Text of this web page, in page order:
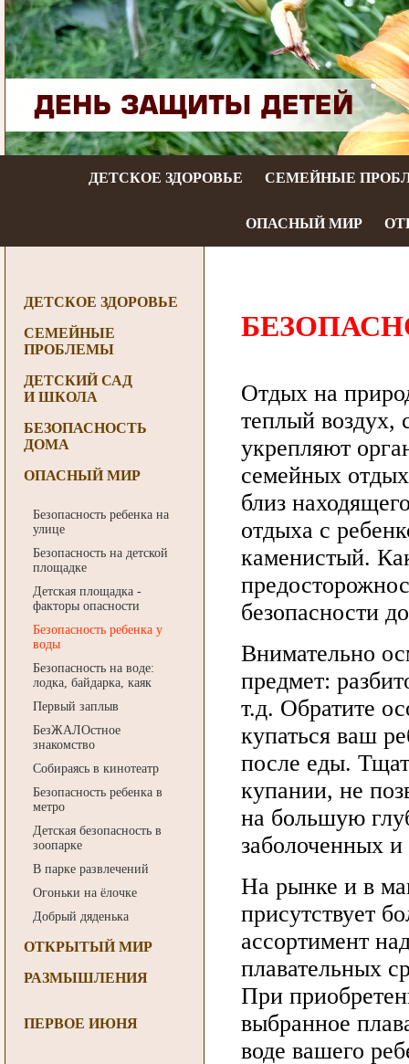
ДЕТСКОЕ ЗДОРОВЬЕ СЕМЕЙНЫЕ
ОПАСНЫЙ МИР
ДЕТСКОЕ ЗДОРОВЬЕ
СЕМЕЙНЫЕ
ПРОБЛЕМЫ
ДЕТСКИЙ САД
И ШКОЛА
БЕЗОПАСНОСТЬ
ДОМА
ОПАСНЫЙ МИР
Безопасность ребенка на
улице
Безопасность на детской
площадке
Детская площадка -
факторы опасности
Безопасность ребенка у
воды
Безопасность на воде:
лодка, байдарка, каяк
Первый заплыв
БезЖАЛОстное
знакомство
Cобираясь в кинотеатр
Безопасность ребенка в
метро
Детская безопасность в
зоопарке
В парке развлечений
Огоньки на ёлочке
Добрый дяденька
ОТКРЫТЫЙ МИР
РАЗМЫШЛЕНИЯ
ПЕРВОЕ ИЮНЯ
Отдых на
теплый воздух,
укрепляют
семейных
близ
отдыха с
каменистый.
безопасности
Внимательно
предмет:
т.д. Обратите
купаться ваш
после еды.
купании, не
на большую
заболоченных
На рынке и в
присутствует
ассортимент
плавательных
При
выбранное
воде вашего